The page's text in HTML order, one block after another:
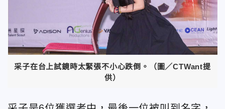
采子在台上試鏡時太緊張不小心跌倒。（圖／CTWant提
供）